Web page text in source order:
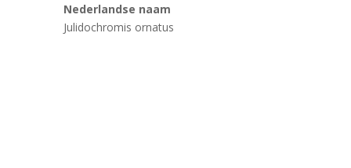
Nederlandse naam
Julidochromis ornatus